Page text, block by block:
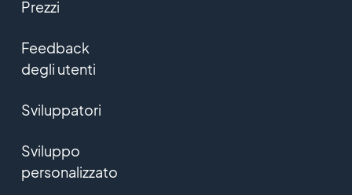
Prezzi
Feedback
degli utenti
Sviluppatori
Sviluppo
personalizzato